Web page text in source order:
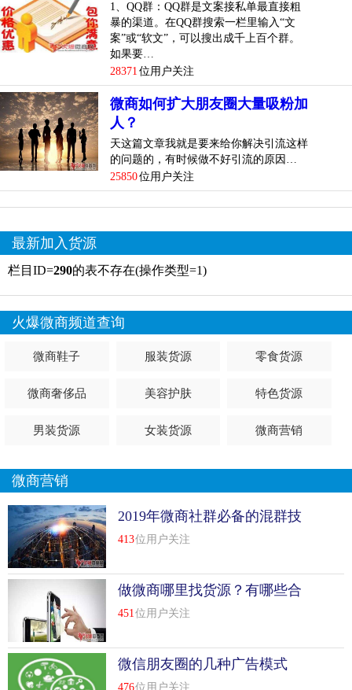
1、QQ群：QQ群是文案接私单最直接粗
暴的渠道。在QQ群搜索一栏里输入“文
案”或“软文”，可以搜出成千上百个群。
如果要…
28371 位用户关注
微商如何扩大朋友圈大量吸粉加
人？
天这篇文章我就是要来给你解决引流这样
的问题的，有时候做不好引流的原因…
25850位用户关注
最新加入货源
栏目ID=290的表不存在(操作类型=1)
火爆微商频道查询
微商鞋子 服装货源 零食货源
微商奢侈品 美容护肤 特色货源
男装货源 女装货源 微商营销
微商营销
2019年微商社群必备的混群技
巧
413位用户关注
做微商哪里找货源？有哪些合
适方式？
451位用户关注
微信朋友圈的几种广告模式
476位用户关注